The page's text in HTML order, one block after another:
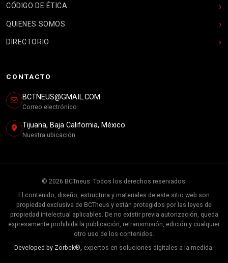
CÓDIGO DE ÉTICA
QUIENES SOMOS
DIRECTORIO
CONTACTO
BCTNEUS@GMAIL.COM
Correo electrónico
Tijuana, Baja California, México
Nuestra ubicación
© 2026 BCTneus. Todos los derechos reservados.
El contenido, diseño, estructura y materiales de este sitio web son
propiedad exclusiva de BCTneus y están protegidos por las leyes de
propiedad intelectual aplicables. De no existir previa autorización, queda
expresamente prohibida la publicación, retransmisión, edición y cualquier
otro uso de los contenidos.
Developed by Zorbek®, expertos en soluciones digitales a la medida.